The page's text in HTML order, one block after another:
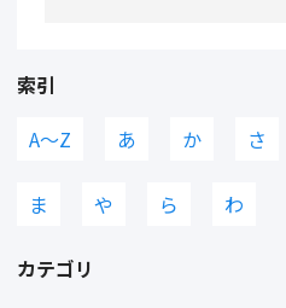
索引
A〜Z
あ か さ
ま や ら わ
カテゴリ